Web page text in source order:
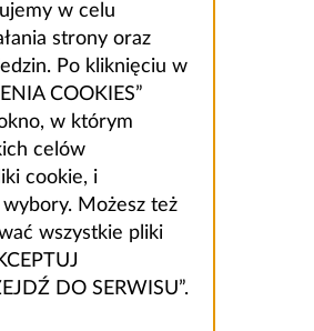
w celu
strony oraz
Po kliknięciu w
COOKIES”
w którym
celów
cookie, i
Możesz też
wszystkie pliki
DO SERWISU”.